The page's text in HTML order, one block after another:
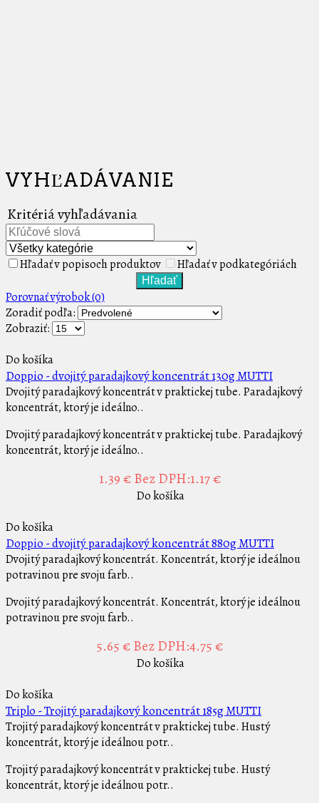
VYHĽADÁVANIE
Kritériá vyhľadávania
Hľadať v popisoch produktov Hľadať v podkategóriách
Porovnať výrobok (0)
Zoradiť podľa:
Zobraziť:
Do košíka
Doppio - dvojitý paradajkový koncentrát 130g MUTTI
Dvojitý paradajkový koncentrát v praktickej tube. Paradajkový
koncentrát, ktorý je ideálno..
Dvojitý paradajkový koncentrát v praktickej tube. Paradajkový
koncentrát, ktorý je ideálno..
1.39 € Bez DPH:1.17 €
Do košíka
Do košíka
Doppio - dvojitý paradajkový koncentrát 880g MUTTI
Dvojitý paradajkový koncentrát. Koncentrát, ktorý je ideálnou
potravinou pre svoju farb..
Dvojitý paradajkový koncentrát. Koncentrát, ktorý je ideálnou
potravinou pre svoju farb..
5.65 €Bez DPH:4.75 €
Do košíka
Do košíka
Triplo - Trojitý paradajkový koncentrát 185g MUTTI
Trojitý paradajkový koncentrát v praktickej tube. Hustý
koncentrát, ktorý je ideálnou potr..
Trojitý paradajkový koncentrát v praktickej tube. Hustý
koncentrát, ktorý je ideálnou potr..